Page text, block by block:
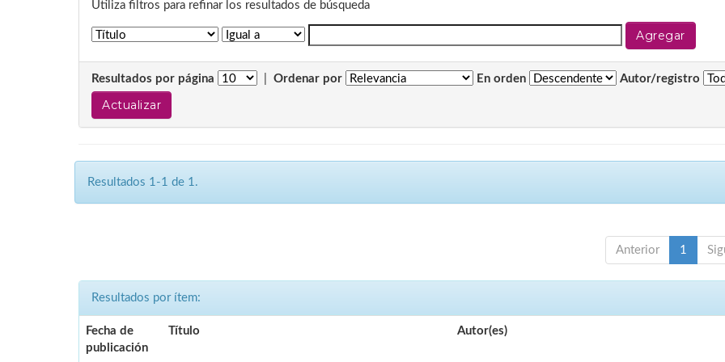
Utiliza filtros para refinar los resultados de búsqueda
Resultados por página Ordenar por En orden Autor/registro
Resultados 1-1 de 1.
Anterior 1
Resultados por ítem:
Fecha de
publicación
Título Autor(es)